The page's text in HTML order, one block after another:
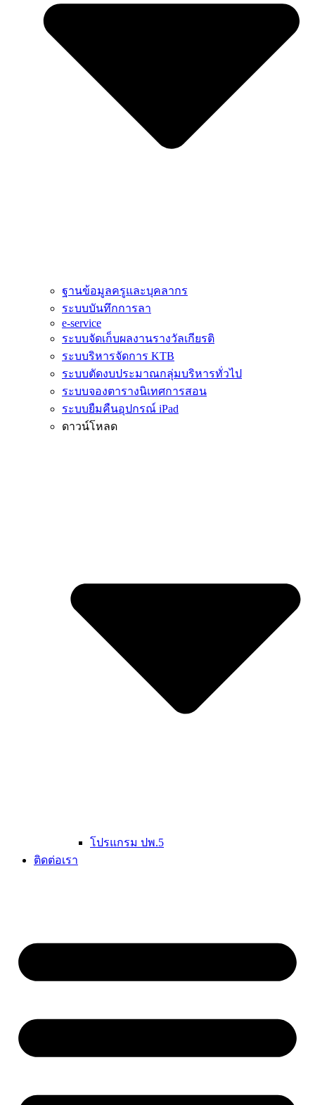
ฐานข้อมูลครูและบุคลากร
ระบบบันทึกการลา
e-service
ระบบจัดเก็บผลงานรางวัลเกียรติ
ระบบริหารจัดการ KTB
ระบบตัดงบประมาณกลุ่มบริหารทั่วไป
ระบบจองตารางนิเทศการสอน
ระบบยืมคืนอุปกรณ์ iPad
ดาวน์โหลด
โปรแกรม ปพ.5
ติดต่อเรา